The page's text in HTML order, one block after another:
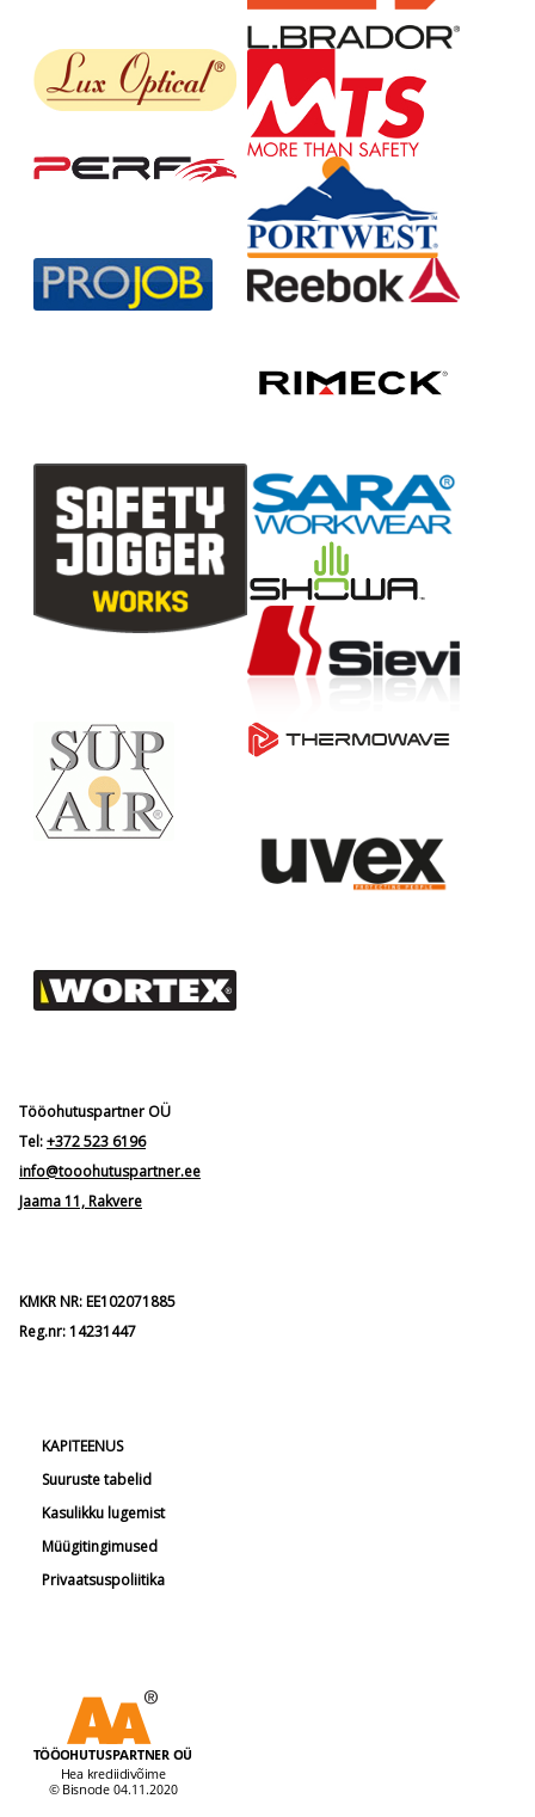
Tööohutuspartner OÜ
Tel:+372 523 6196
info@tooohutuspartner.ee
Jaama 11, Rakvere
KMKR NR: EE102071885
Reg.nr: 14231447
KAPITEENUS
Suuruste tabelid
Kasulikku lugemist
Müügitingimused
Privaatsuspoliitika